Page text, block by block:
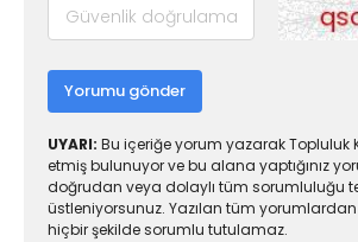
Yorumu gönder
UYARI: Bu içeriğe yorum yazarak Topluluk
etmiş bulunuyor ve bu alana yaptığınız
doğrudan veya dolaylı tüm sorumluluğu
üstleniyorsunuz. Yazılan tüm
hiçbir şekilde sorumlu tutulamaz.